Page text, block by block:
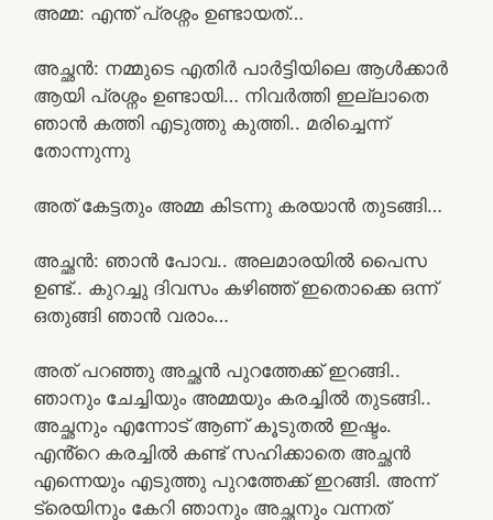
അമ്മ: എന്ത് പ്രശ്നം ഉണ്ടായത്…
അച്ഛൻ: നമ്മുടെ എതിർ പാർട്ടിയിലെ ആൾക്കാർ
ആയി പ്രശ്നം ഉണ്ടായി… നിവർത്തി ഇല്ലാതെ
ഞാൻ കത്തി എടുത്തു കുത്തി.. മരിച്ചെന്ന്
തോന്നുന്നു
അത് കേട്ടതും അമ്മ കിടന്നു കരയാൻ തുടങ്ങി…
അച്ഛൻ: ഞാൻ പോവ.. അലമാരയിൽ പൈസ
ഉണ്ട്.. കുറച്ചു ദിവസം കഴിഞ്ഞ് ഇതൊക്കെ ഒന്ന്
ഒതുങ്ങി ഞാൻ വരാം…
അത് പറഞ്ഞു അച്ഛൻ പുറത്തേക്ക് ഇറങ്ങി..
ഞാനും ചേച്ചിയും അമ്മയും കരച്ചിൽ തുടങ്ങി..
അച്ഛനും എന്നോട് ആണ് കൂടുതൽ ഇഷ്ടം.
എൻ്റെ കരച്ചിൽ കണ്ട് സഹിക്കാതെ അച്ഛൻ
എന്നെയും എടുത്തു പുറത്തേക്ക് ഇറങ്ങി. അന്ന്
ട്രെയിനും കേറി ഞാനും അച്ഛനും വന്നത്